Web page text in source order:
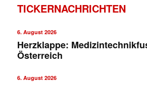
TICKERNACHRICHTEN
6. August 2026
Herzklappe:
Österreich
6. August 2026